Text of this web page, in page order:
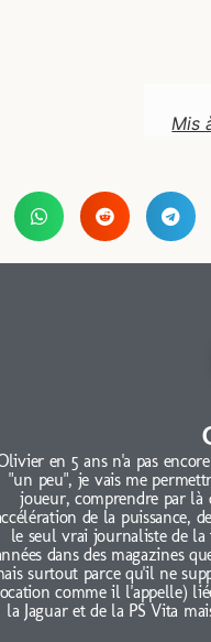
Mis
en 5 ans n'a pas
"un peu", je vais me
joueur, comprendre par là
de la puissance,
le seul vrai journaliste de la
dans des magazines
surtout parce qu'il ne
comme il l'appelle)
la Jaguar et de la PS Vita